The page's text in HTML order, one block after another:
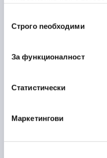
наСтрого nеобходими
За функционалност
Статистически
Маркетингови
металообработка
Пловдив
Процесен Инженер